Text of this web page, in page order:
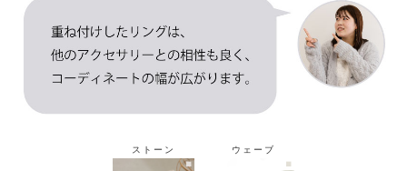
ストーン ウェーブ